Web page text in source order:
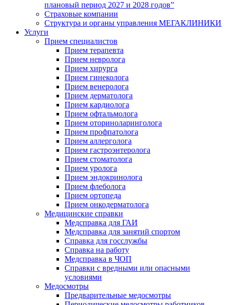
плановый период 2027 и 2028 годов”
Страховые компании
Структура и органы управления МЕГАКЛИНИКИ
Услуги
Прием специалистов
Прием терапевта
Прием невролога
Прием хирурга
Прием гинеколога
Прием венеролога
Прием дерматолога
Прием кардиолога
Прием офтальмолога
Прием оториноларинголога
Прием профпатолога
Прием аллерголога
Прием гастроэнтеролога
Прием стоматолога
Прием уролога
Прием эндокринолога
Прием флеболога
Прием ортопеда
Прием онкодерматолога
Медицинские справки
Медсправка для ГАИ
Медсправка для занятий спортом
Справка для госслужбы
Справка на работу
Медсправка в ЧОП
Справки с вредными или опасными
условиями
Медосмотры
Предварительные медосмотры